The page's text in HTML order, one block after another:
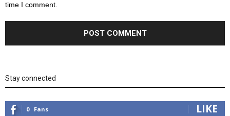
time I comment.
Stay connected
0 Fans LIKE